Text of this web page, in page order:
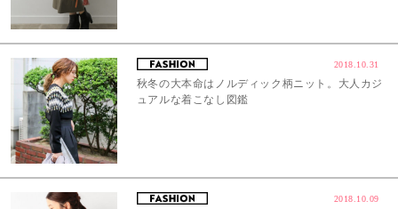
2018.10.31
秋冬の大本命はノルディック柄ニット。大人カジ
ュアルな着こなし図鑑
2018.10.09